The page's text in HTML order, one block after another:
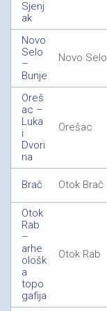
Sjenj
ak
Novo
Selo
–
Bunje
Novo Selo
Oreš
ac –
Luka
i
Dvori
na
Orešac
Brač Otok Brač
Otok
Rab
–
arhe
ološk
a
topo
gafija
Otok Rab